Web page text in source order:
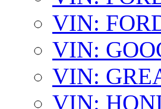
VIN:
VIN:
VIN:
VIN: